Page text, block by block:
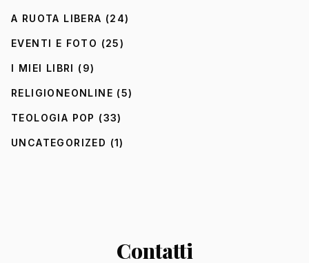
A RUOTA LIBERA (24)
EVENTI E FOTO (25)
I MIEI LIBRI (9)
RELIGIONEONLINE (5)
TEOLOGIA POP (33)
UNCATEGORIZED (1)
Contatti